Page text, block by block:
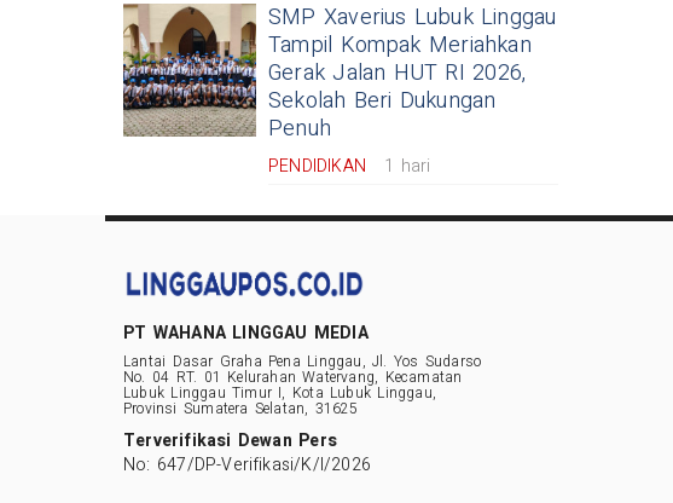
SMP Xaverius Lubuk Linggau
Tampil Kompak Meriahkan
Gerak Jalan HUT RI 2026,
Sekolah Beri Dukungan
Penuh
PENDIDIKAN 1 hari
PT WAHANA LINGGAU MEDIA
Lantai Dasar Graha Pena Linggau, Jl. Yos Sudarso
No. 04 RT. 01 Kelurahan Watervang, Kecamatan
Lubuk Linggau Timur I, Kota Lubuk Linggau,
Provinsi Sumatera Selatan, 31625
Terverifikasi Dewan Pers
No: 647/DP-Verifikasi/K/I/2026